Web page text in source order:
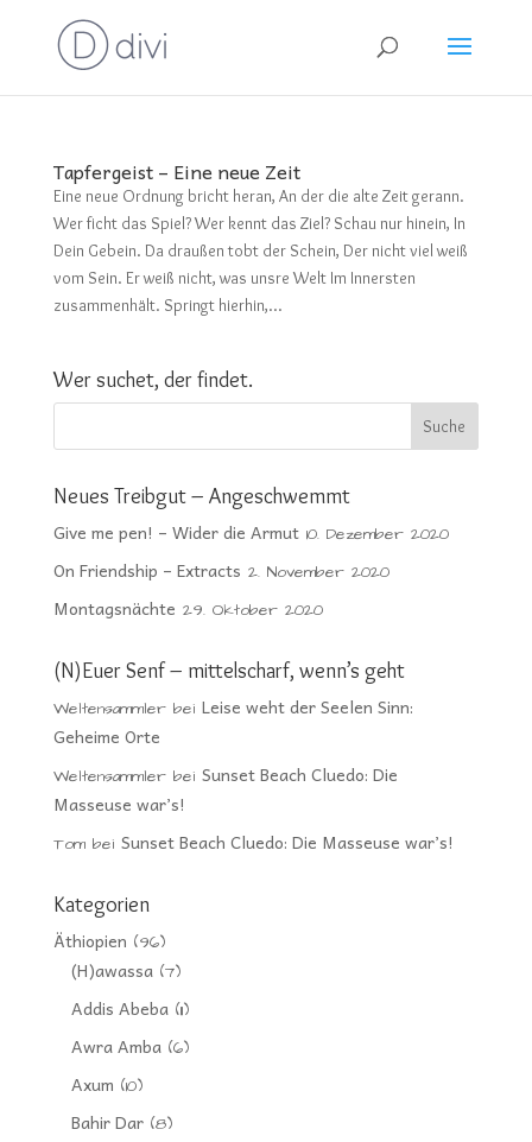
Tapfergeist – Eine neue Zeit
Eine neue Ordnung bricht heran, An der die alte Zeit gerann.
Wer ficht das Spiel? Wer kennt das Ziel? Schau nur hinein, In
Dein Gebein. Da draußen tobt der Schein, Der nicht viel weiß
vom Sein. Er weiß nicht, was unsre Welt Im Innersten
zusammenhält. Springt hierhin,...
Wer suchet, der findet.
Neues Treibgut – Angeschwemmt
Give me pen! – Wider die Armut 10. Dezember 2020
On Friendship – Extracts 2. November 2020
Montagsnächte 29. Oktober 2020
(N)Euer Senf – mittelscharf, wenn’s geht
Weltensammlerbei Leise weht der Seelen Sinn:
Geheime Orte
Weltensammlerbei Sunset Beach Cluedo: Die
Masseuse war’s!
Tombei Sunset Beach Cluedo: Die Masseuse war’s!
Kategorien
Äthiopien (96)
(H)awassa(7)
Addis Abeba(11)
Awra Amba(6)
Axum (10)
Bahir Dar(8)